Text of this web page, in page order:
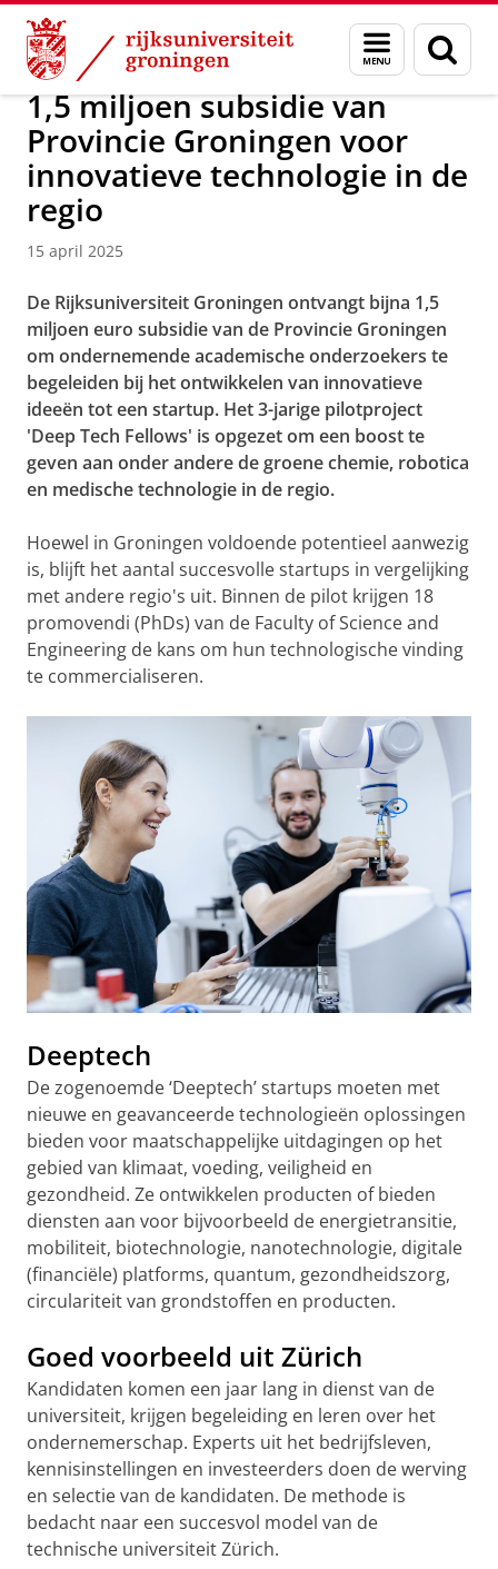
Skip
Content
Skip
Navigation
Menu
en
zoeken
Over ons Faculty of Science and Engineering Nieuws
1,5 miljoen subsidie van
Provincie Groningen voor
innovatieve technologie in de
regio
15 april 2025
De Rijksuniversiteit Groningen ontvangt bijna 1,5
miljoen euro subsidie van de Provincie Groningen
om ondernemende academische onderzoekers te
begeleiden bij het ontwikkelen van innovatieve
ideeën tot een startup. Het 3-jarige pilotproject
'Deep Tech Fellows' is opgezet om een boost te
geven aan onder andere de groene chemie, robotica
en medische technologie in de regio.
Hoewel in Groningen voldoende potentieel aanwezig
is, blijft het aantal succesvolle startups in vergelijking
met andere regio's uit. Binnen de pilot krijgen 18
promovendi (PhDs) van de Faculty of Science and
Engineering de kans om hun technologische vinding
te commercialiseren.
Deeptech
De zogenoemde ‘Deeptech’ startups moeten met
nieuwe en geavanceerde technologieën oplossingen
bieden voor maatschappelijke uitdagingen op het
gebied van klimaat, voeding, veiligheid en
gezondheid. Ze ontwikkelen producten of bieden
diensten aan voor bijvoorbeeld de energietransitie,
mobiliteit, biotechnologie, nanotechnologie, digitale
(financiële) platforms, quantum, gezondheidszorg,
circulariteit van grondstoffen en producten.
Goed voorbeeld uit Zürich
Kandidaten komen een jaar lang in dienst van de
universiteit, krijgen begeleiding en leren over het
ondernemerschap. Experts uit het bedrijfsleven,
kennisinstellingen en investeerders doen de werving
en selectie van de kandidaten. De methode is
bedacht naar een succesvol model van de
technische universiteit Zürich.